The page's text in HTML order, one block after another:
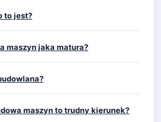
to jest?
maszyn jaka matura?
maszyn to trudny kierunek?